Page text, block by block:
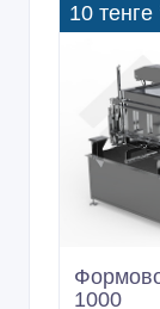
10 тенге
1000